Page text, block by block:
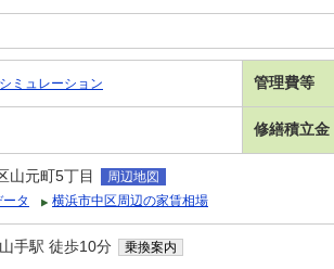
ミュレーション 管理費等
修繕積立金
山元町5丁目
周辺地図
タ
横浜市中区周辺の家賃相場
手駅 徒歩10分 乗換案内